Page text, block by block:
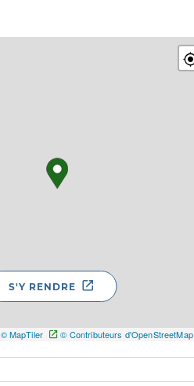
© MapTiler © Contributeurs d'OpenStreetMap
S'Y RENDRE